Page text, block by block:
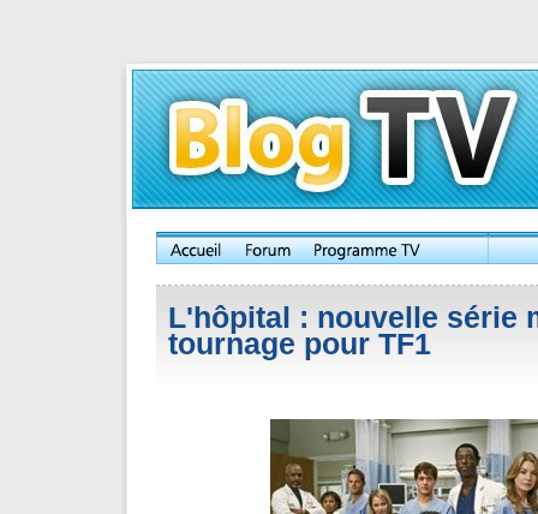
L'hôpital : nouvelle série
tournage pour TF1